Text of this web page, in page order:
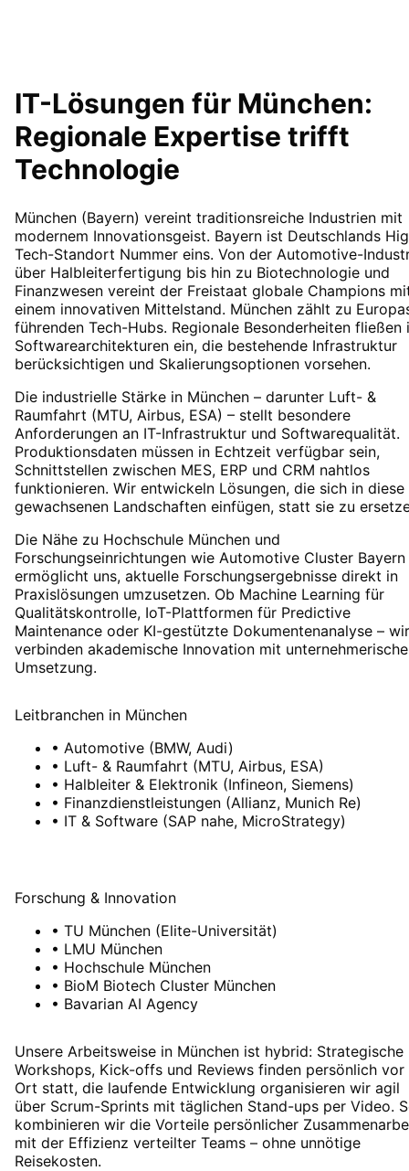
IT-Lösungen für München:
Regionale Expertise trifft
Technologie
München (Bayern) vereint traditionsreiche Industrien mit
modernem Innovationsgeist. Bayern ist Deutschlands
Tech-Standort Nummer eins. Von der Automotive-
über Halbleiterfertigung bis hin zu Biotechnologie und
Finanzwesen vereint der Freistaat globale Champions
einem innovativen Mittelstand. München zählt zu
führenden Tech-Hubs. Regionale Besonderheiten fließen
Softwarearchitekturen ein, die bestehende Infrastruktur
berücksichtigen und Skalierungsoptionen vorsehen.
Die industrielle Stärke in München – darunter Luft- &
Raumfahrt (MTU, Airbus, ESA) – stellt besondere
Anforderungen an IT-Infrastruktur und Softwarequalität.
Produktionsdaten müssen in Echtzeit verfügbar sein,
Schnittstellen zwischen MES, ERP und CRM nahtlos
funktionieren. Wir entwickeln Lösungen, die sich in diese
gewachsenen Landschaften einfügen, statt sie zu
Die Nähe zu Hochschule München und
Forschungseinrichtungen wie Automotive Cluster Bayern
ermöglicht uns, aktuelle Forschungsergebnisse direkt in
Praxislösungen umzusetzen. Ob Machine Learning für
Qualitätskontrolle, IoT-Plattformen für Predictive
Maintenance oder KI-gestützte Dokumentenanalyse – wir
verbinden akademische Innovation mit
Umsetzung.
Leitbranchen in München
• Automotive (BMW, Audi)
• Luft- & Raumfahrt (MTU, Airbus, ESA)
• Halbleiter & Elektronik (Infineon, Siemens)
• Finanzdienstleistungen (Allianz, Munich Re)
• IT & Software (SAP nahe, MicroStrategy)
Forschung & Innovation
• TU München (Elite-Universität)
• LMU München
• Hochschule München
• BioM Biotech Cluster München
• Bavarian AI Agency
Unsere Arbeitsweise in München ist hybrid: Strategische
Workshops, Kick-offs und Reviews finden persönlich vor
Ort statt, die laufende Entwicklung organisieren wir agil
über Scrum-Sprints mit täglichen Stand-ups per Video.
kombinieren wir die Vorteile persönlicher
mit der Effizienz verteilter Teams – ohne unnötige
Reisekosten.